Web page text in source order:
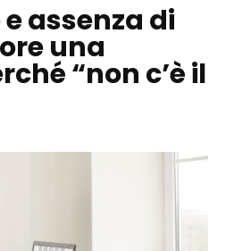
assenza di
una
“non c’è il